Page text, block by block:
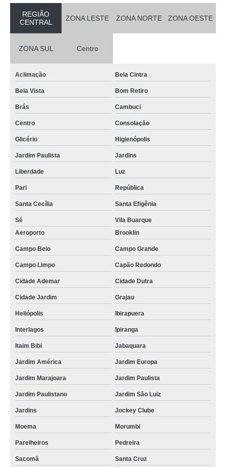
manequim infantil sem rosto Água Branca
manequim infantil de loja Jardins
manequim infantil de loja Aeroporto
onde vende manequim infantil para loja de roupa Jardins
manequim infantil Jockey Clube
preço de manequim infantil com rosto Artur Alvim
preço de manequim infantil de loja Consolação
onde vende manequim infantil com rosto José Bonifácio
manequim infantil cabeça ovo República
onde vende manequim infantil cromado Vila Buarque
manequim infantil sem rosto Itaim Paulista
manequim infantil fibra Chácara do Piqueri
manequim infantil cromado Alto da Lapa
manequim infantil para loja de roupa para locação Vila Prudente
manequim infantil para loja de roupa Vila Medeiros
manequim infantil com rosto Vila Cruzeiro
onde vende manequim infantil de loja Sumaré
onde vende manequim infantil para vitrine São Miguel Paulista
onde vende manequim infantil para loja Jardim Paulista
manequim infantil de fibra Pacaembu
onde vende manequim infantil fibra Saúde
REGIÃO
CENTRAL
ZONA LESTE ZONA NORTE ZONA OESTE
ZONA SUL Centro
Aclimação Bela Cintra
Bela Vista Bom Retiro
Brás Cambuci
Centro Consolação
Glicério Higienópolis
Jardim Paulista Jardins
Liberdade Luz
Pari República
Santa Cecília Santa Efigênia
Sé
Vila Buarque
Aeroporto
Brooklin
Campo Belo Campo Grande
Campo Limpo Capão Redondo
Cidade Ademar Cidade Dutra
Cidade Jardim Grajau
Heliópolis Ibirapuera
Interlagos Ipiranga
Itaim Bibi Jabaquara
Jardim América Jardim Europa
Jardim Marajoara Jardim Paulista
Jardim Paulistano Jardim São Luiz
Jardins Jockey Clube
Moema Morumbi
Parelheiros Pedreira
Sacomã Santa Cruz